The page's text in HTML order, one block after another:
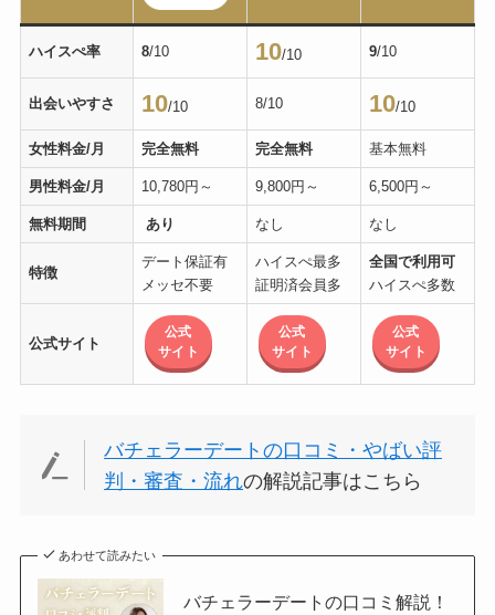
ハイスぺ率 8/10 10/10 9/10
出会いやすさ 10/10 8/10 10/10
女性料金/月 完全無料 完全無料 基本無料
男性料金/月 10,780円～ 9,800円～ 6,500円～
無料期間 あり なし なし
特徴
デート保証有
メッセ不要
ハイスぺ最多
証明済会員多
全国で利用可
ハイスぺ多数
公式サイト
公式
サイト
公式
サイト
公式
サイト
バチェラーデートの口コミ・やばい評
判・審査・流れの解説記事はこちら
あわせて読みたい
バチェラーデートの口コミ解説！